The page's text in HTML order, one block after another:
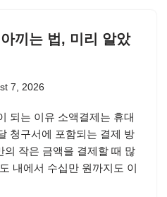
끼는 법, 미리 알았
7, 2026
되는 이유 소액결제는 휴대
청구서에 포함되는 결제 방
의 작은 금액을 결제할 때 많
내에서 수십만 원까지도 이